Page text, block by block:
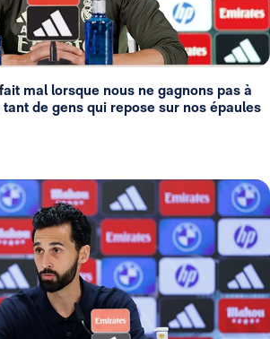
mal lorsque nous ne gagnons pas à
de gens qui repose sur nos épaules